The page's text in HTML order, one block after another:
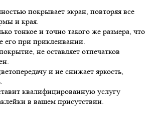
покрывает экран, повторяя все
и края.
тонкое и точно такого же размера, что
его при приклеивании.
не оставляет отпечатков
и не снижает яркость,
квалифицированную услугу
в вашем присутствии.